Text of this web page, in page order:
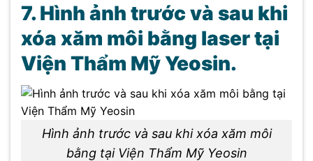
7. Hình ảnh trước và sau khi
xóa xăm môi bằng laser tại
Viện Thẩm Mỹ Yeosin.
Hình ảnh trước và sau khi xóa xăm môi
bằng tại Viện Thẩm Mỹ Yeosin